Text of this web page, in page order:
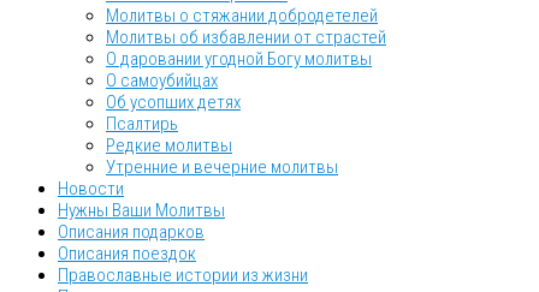
Молитвы о стяжании добродетелей
Молитвы об избавлении от страстей
О даровании угодной Богу молитвы
О самоубийцах
Об усопших детях
Псалтирь
Редкие молитвы
Утренние и вечерние молитвы
Новости
Нужны Ваши Молитвы
Описания подарков
Описания поездок
Православные истории из жизни